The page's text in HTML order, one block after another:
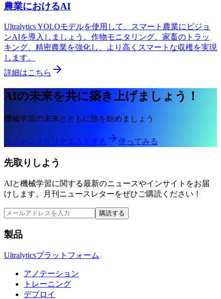
農業におけるAI
Ultralytics YOLOモデルを使用して、スマート農業にビジョ
ンAIを導入しましょう。作物モニタリング、家畜のトラッ
キング、精密農業を強化し、より高くスマートな収穫を実現
します。
詳細はこちら
AIの未来を共に築き上げましょう！
機械学習の未来とともに旅を始めましょう
ライセンスをリクエストする 使ってみる
先取りしよう
AIと機械学習に関する最新のニュースやインサイトをお届
けします。月刊ニュースレターをぜひご購読ください！
購読する
製品
Ultralyticsプラットフォーム
アノテーション
トレーニング
デプロイ